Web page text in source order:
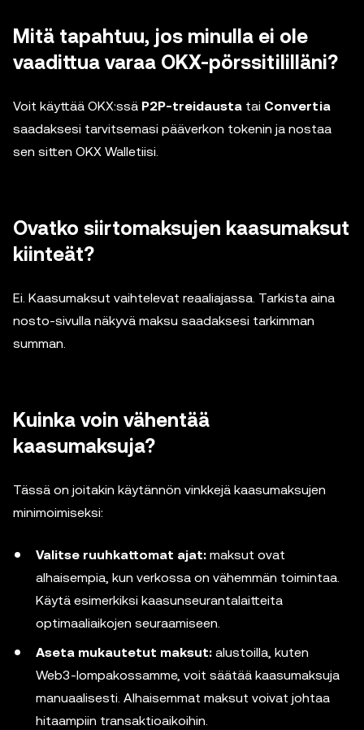
Mitä tapahtuu, jos minulla ei ole
vaadittua varaa OKX-pörssitililläni?
Voit käyttää OKX:ssä P2P-treidausta tai Convertia
saadaksesi tarvitsemasi pääverkon tokenin ja nostaa
sen sitten OKX Walletiisi.
Ovatko siirtomaksujen kaasumaksut
kiinteät?
Ei. Kaasumaksut vaihtelevat reaaliajassa. Tarkista aina
nosto-sivulla näkyvä maksu saadaksesi tarkimman
summan.
Kuinka voin vähentää
kaasumaksuja?
Tässä on joitakin käytännön vinkkejä kaasumaksujen
minimoimiseksi:
Valitse ruuhkattomat ajat: maksut ovat
alhaisempia, kun verkossa on vähemmän toimintaa.
Käytä esimerkiksi kaasunseurantalaitteita
optimaaliaikojen seuraamiseen.
Aseta mukautetut maksut: alustoilla, kuten
Web3-lompakossamme, voit säätää kaasumaksuja
manuaalisesti. Alhaisemmat maksut voivat johtaa
hitaampiin transaktioaikoihin.